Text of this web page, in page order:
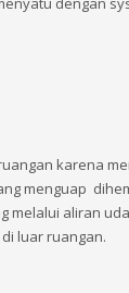
karena
menguap
melalui aliran
luar ruangan.